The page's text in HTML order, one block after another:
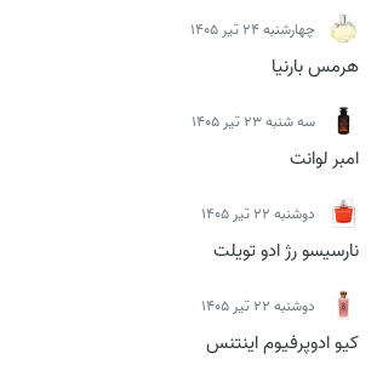
چهارشنبه 24 تیر 1405
هرمس بارنیا
سه شنبه 23 تیر 1405
امبر لوانت
دوشنبه 22 تیر 1405
نارسیسو رژ ادو تویلت
دوشنبه 22 تیر 1405
کیو ادوپرفیوم اینتنس